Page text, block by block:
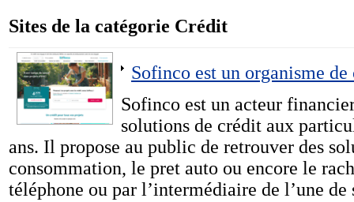
Sites de la catégorie Crédit
Sofinco est un organisme
Sofinco est un acteur
solutions de crédit aux
ans. Il propose au public de retrouver des
consommation, le pret auto ou encore le
téléphone ou par l’intermédiaire de l’une de